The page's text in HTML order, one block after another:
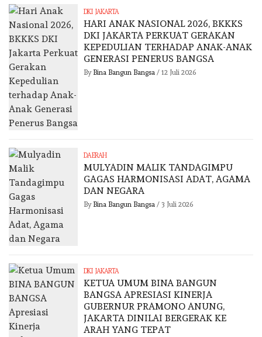
DKI JAKARTA
HARI ANAK NASIONAL 2026, BKKKS
DKI JAKARTA PERKUAT GERAKAN
KEPEDULIAN TERHADAP ANAK-ANAK
GENERASI PENERUS BANGSA
By Bina Bangun Bangsa / 12 Juli 2026
DAERAH
MULYADIN MALIK TANDAGIMPU
GAGAS HARMONISASI ADAT, AGAMA
DAN NEGARA
By Bina Bangun Bangsa / 3 Juli 2026
DKI JAKARTA
KETUA UMUM BINA BANGUN
BANGSA APRESIASI KINERJA
GUBERNUR PRAMONO ANUNG,
JAKARTA DINILAI BERGERAK KE
ARAH YANG TEPAT